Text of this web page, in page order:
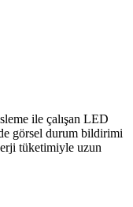
ile çalışan LED
görsel durum bildirimi
tüketimiyle uzun